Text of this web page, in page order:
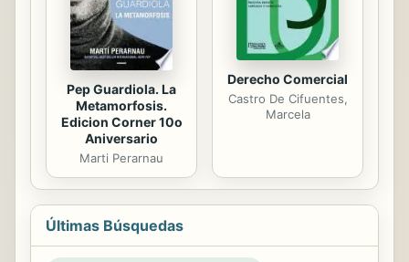
Pep Guardiola. La
Metamorfosis.
Edicion Corner 10o
Aniversario
Marti Perarnau
Derecho Comercial
Castro De Cifuentes,
Marcela
Últimas Búsquedas